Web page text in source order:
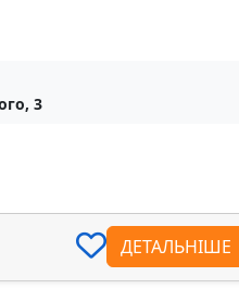
3
ДЕТАЛЬНІШЕ